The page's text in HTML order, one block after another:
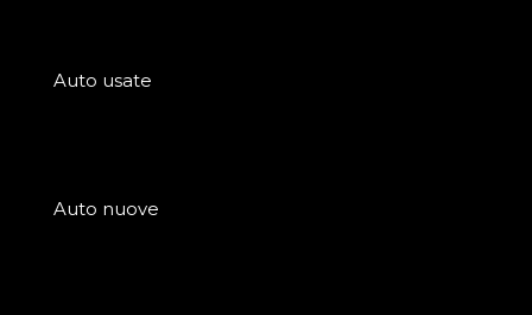
Auto usate
Auto nuove